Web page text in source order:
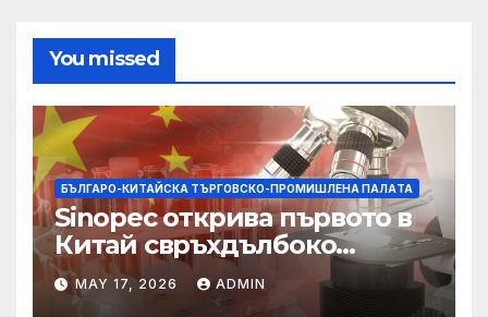
You missed
БЪЛГАРО-КИТАЙСКА ТЪРГОВСКО-ПРОМИШЛЕНА ПАЛAТА
Sinopec открива първото в
Китай свръхдълбоко
находище на шистов газ в
Съчуанския басейн
MAY 17, 2026 ADMIN